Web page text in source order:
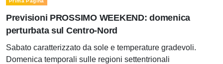
Previsioni PROSSIMO WEEKEND: domenica
perturbata sul Centro-Nord
Sabato caratterizzato da sole e temperature gradevoli.
Domenica temporali sulle regioni settentrionali